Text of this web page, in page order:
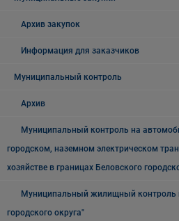
Архив закупок
Информация для заказчиков
Муниципальный контроль
Архив
Муниципальный контроль на
городском, наземном электрическом
хозяйстве в границах Беловского
Муниципальный жилищный контроль
городского округа"